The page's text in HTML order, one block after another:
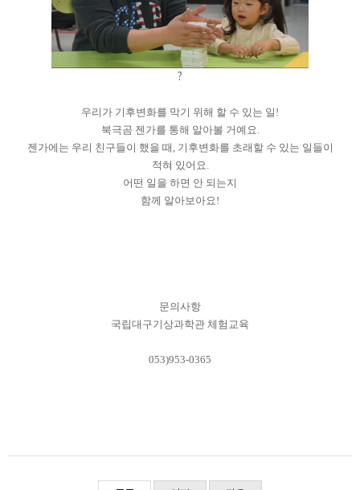
?
우리가 기후변화를 막기 위해 할 수 있는 일!
북극곰 젠가를 통해 알아볼 거예요.
젠가에는 우리 친구들이 했을 때, 기후변화를 초래할 수 있는 일들이
적혀 있어요.
어떤 일을 하면 안 되는지
함께 알아보아요!
문의사항
국립대구기상과학관 체험교육
053)953-0365